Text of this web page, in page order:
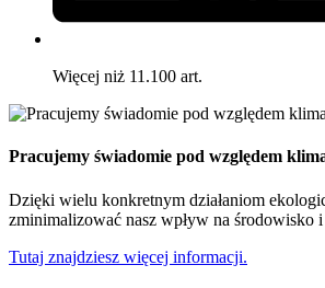
Więcej niż 11.100 art.
Pracujemy świadomie pod względem
Dzięki wielu konkretnym działaniom
zminimalizować nasz wpływ na środowisko
Tutaj znajdziesz więcej informacji.